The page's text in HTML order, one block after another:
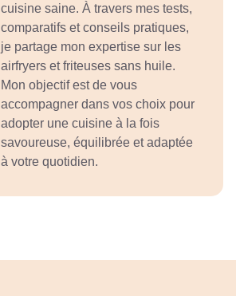
cuisine saine. À travers mes tests,
comparatifs et conseils pratiques,
je partage mon expertise sur les
airfryers et friteuses sans huile.
Mon objectif est de vous
accompagner dans vos choix pour
adopter une cuisine à la fois
savoureuse, équilibrée et adaptée
à votre quotidien.